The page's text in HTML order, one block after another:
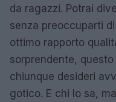
da ragazzi. Potrai
senza preoccuparti
ottimo rapporto
sorprendente,
chiunque desideri
gotico. E chi lo sa,